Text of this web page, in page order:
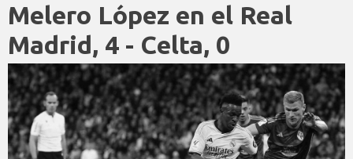
Melero López en el Real
Madrid, 4 - Celta, 0